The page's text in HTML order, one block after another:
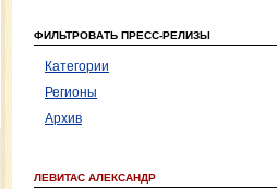
ФИЛЬТРОВАТЬ ПРЕСС-РЕЛИЗЫ
Категории
Регионы
Архив
ЛЕВИТАС АЛЕКСАНДР